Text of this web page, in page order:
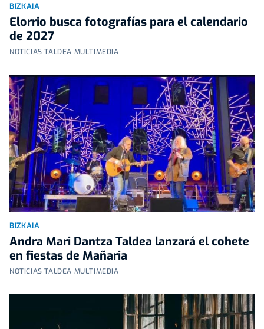
BIZKAIA
Elorrio busca fotografías para el calendario
de 2027
NOTICIAS TALDEA MULTIMEDIA
BIZKAIA
Andra Mari Dantza Taldea lanzará el cohete
en fiestas de Mañaria
NOTICIAS TALDEA MULTIMEDIA